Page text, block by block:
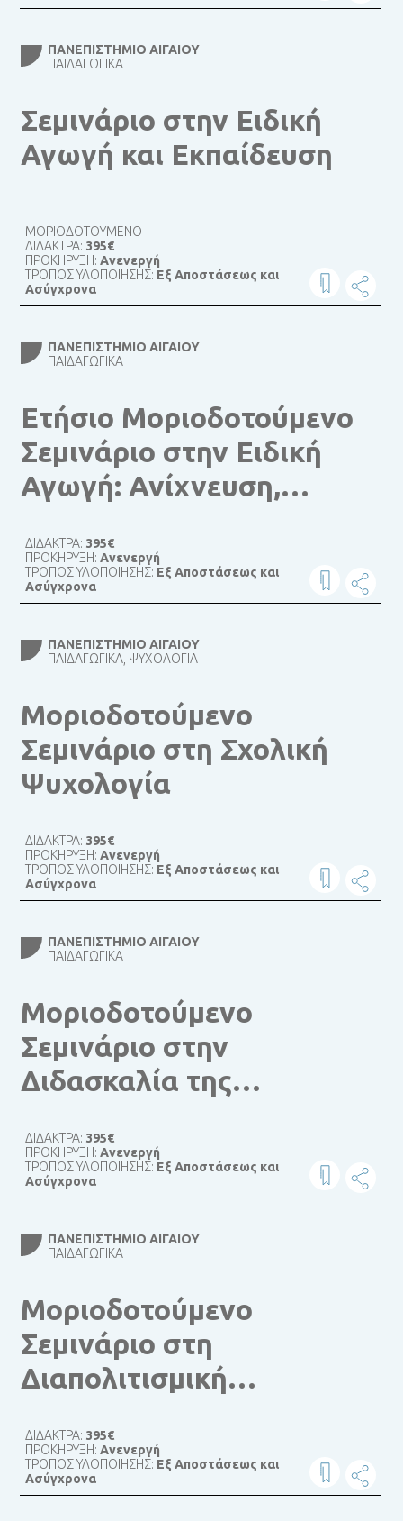
ΠΑΝΕΠΙΣΤΉΜΙΟ ΑΙΓΑΊΟΥ
ΠΑΙΔΑΓΩΓΙΚΆ
Σεμινάριο στην Ειδική
Αγωγή και Εκπαίδευση
ΜΟΡΙΟΔΟΤΟΥΜΕΝΟ
ΔΙΔΑΚΤΡΑ: 395€
ΠΡΟΚΗΡΥΞΗ:Ανενεργή
ΤΡΟΠΟΣ ΥΛΟΠΟΙΗΣΗΣ: Εξ Αποστάσεως και
Ασύγχρονα
ΠΑΝΕΠΙΣΤΉΜΙΟ ΑΙΓΑΊΟΥ
ΠΑΙΔΑΓΩΓΙΚΆ
Ετήσιο Μοριοδοτούμενο
Σεμινάριο στην Ειδική
Αγωγή: Ανίχνευση,
Παρέμβαση
ΔΙΔΑΚΤΡΑ: 395€
ΠΡΟΚΗΡΥΞΗ:Ανενεργή
ΤΡΟΠΟΣ ΥΛΟΠΟΙΗΣΗΣ: Εξ Αποστάσεως και
Ασύγχρονα
ΠΑΝΕΠΙΣΤΉΜΙΟ ΑΙΓΑΊΟΥ
ΠΑΙΔΑΓΩΓΙΚΆ, ΨΥΧΟΛΟΓΊΑ
Μοριοδοτούμενο
Σεμινάριο στη Σχολική
Ψυχολογία
ΔΙΔΑΚΤΡΑ: 395€
ΠΡΟΚΗΡΥΞΗ:Ανενεργή
ΤΡΟΠΟΣ ΥΛΟΠΟΙΗΣΗΣ: Εξ Αποστάσεως και
Ασύγχρονα
ΠΑΝΕΠΙΣΤΉΜΙΟ ΑΙΓΑΊΟΥ
ΠΑΙΔΑΓΩΓΙΚΆ
Μοριοδοτούμενο
Σεμινάριο στην
Διδασκαλία της
ξένης γλώσσας
ΔΙΔΑΚΤΡΑ: 395€
ΠΡΟΚΗΡΥΞΗ:Ανενεργή
ΤΡΟΠΟΣ ΥΛΟΠΟΙΗΣΗΣ: Εξ Αποστάσεως και
Ασύγχρονα
ΠΑΝΕΠΙΣΤΉΜΙΟ ΑΙΓΑΊΟΥ
ΠΑΙΔΑΓΩΓΙΚΆ
Μοριοδοτούμενο
Σεμινάριο στη
Διαπολιτισμική
ΔΙΔΑΚΤΡΑ: 395€
ΠΡΟΚΗΡΥΞΗ:Ανενεργή
ΤΡΟΠΟΣ ΥΛΟΠΟΙΗΣΗΣ: Εξ Αποστάσεως και
Ασύγχρονα